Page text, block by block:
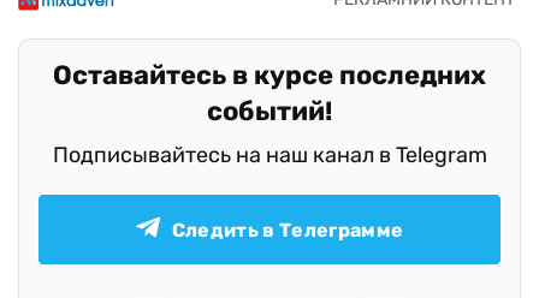
Оставайтесь в курсе последних
событий!
Подписывайтесь на наш канал в Telegram
Следить в Телеграмме